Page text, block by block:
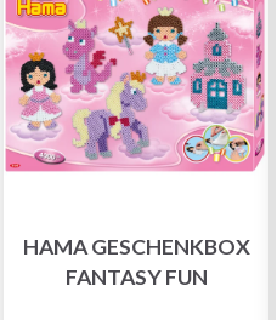
HAMA GESCHENKBOX
FANTASY FUN